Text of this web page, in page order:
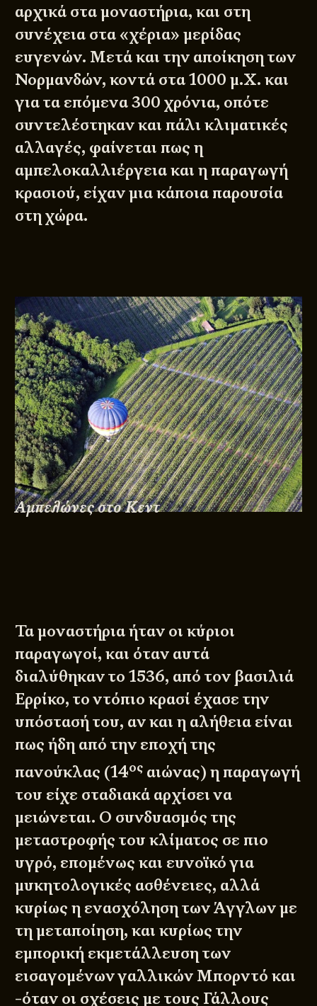
αρχικά στα μοναστήρια, και στη
συνέχεια στα «χέρια» μερίδας
ευγενών. Μετά και την αποίκηση των
Νορμανδών, κοντά στα 1000 μ.Χ. και
για τα επόμενα 300 χρόνια, οπότε
συντελέστηκαν και πάλι κλιματικές
αλλαγές, φαίνεται πως η
αμπελοκαλλιέργεια και η παραγωγή
κρασιού, είχαν μια κάποια παρουσία
στη χώρα.
Αμπελώνες στο Κεντ
Τα μοναστήρια ήταν οι κύριοι
παραγωγοί, και όταν αυτά
διαλύθηκαν το 1536, από τον βασιλιά
Ερρίκο, το ντόπιο κρασί έχασε την
υπόστασή του, αν και η αλήθεια είναι
πως ήδη από την εποχή της
πανούκλας (14ος αιώνας) η παραγωγή
του είχε σταδιακά αρχίσει να
μειώνεται. Ο συνδυασμός της
μεταστροφής του κλίματος σε πιο
υγρό, επομένως και ευνοϊκό για
μυκητολογικές ασθένειες, αλλά
κυρίως η ενασχόληση των Άγγλων με
τη μεταποίηση, και κυρίως την
εμπορική εκμετάλλευση των
εισαγομένων γαλλικών Μπορντό και
-όταν οι σχέσεις με τους Γάλλους